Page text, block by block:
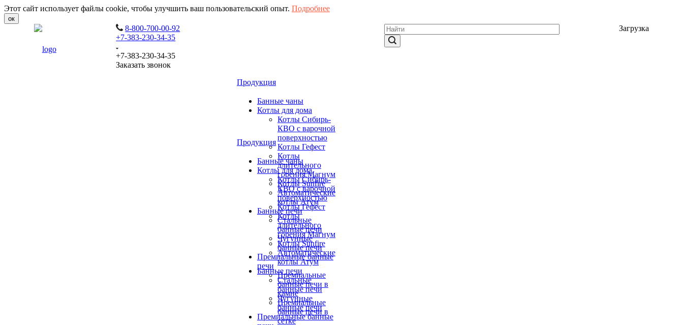
Этот сайт использует файлы cookie, чтобы улучшить ваш пользовательский опыт. Подробнее
ок
8-800-700-00-92
+7-383-230-34-35
+7-383-230-34-35
Заказать звонок
Загрузка
Продукция
Банные чаны
Котлы для дома
Котлы Сибирь-
КВО с варочной
поверхностью
Котлы Гефест
Котлы
длительного
горения Магнум
Котлы Sunfire
Автоматические
котлы Атум
Банные печи
Стальные
банные печи
Чугунные
банные печи
Премиальные банные
печи
Премиальные
банные печи в
камне
Премиальные
банные печи в
сетке
Продукция
Банные чаны
Котлы для дома
Котлы Сибирь-
КВО с варочной
поверхностью
Котлы Гефест
Котлы
длительного
горения Магнум
Котлы Sunfire
Автоматические
котлы Атум
Банные печи
Стальные
банные печи
Чугунные
банные печи
Премиальные банные